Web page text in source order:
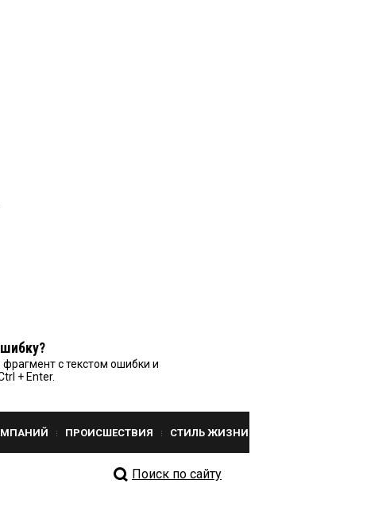
с текстом ошибки и
+ Enter.
ПРОИСШЕСТВИЯ СТИЛЬ ЖИЗНИ
Поиск по сайту